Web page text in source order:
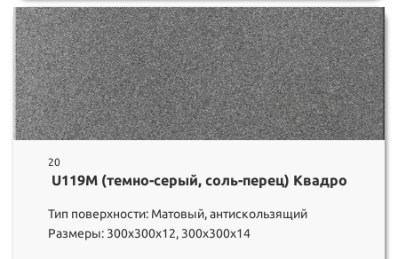
20
U119M (темно-серый, соль-перец) Квадро
Тип поверхности: Матовый, антискользящий
Размеры: 300х300х12, 300х300х14